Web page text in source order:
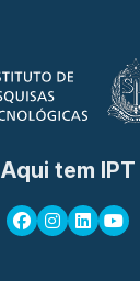
Aqui tem IPT